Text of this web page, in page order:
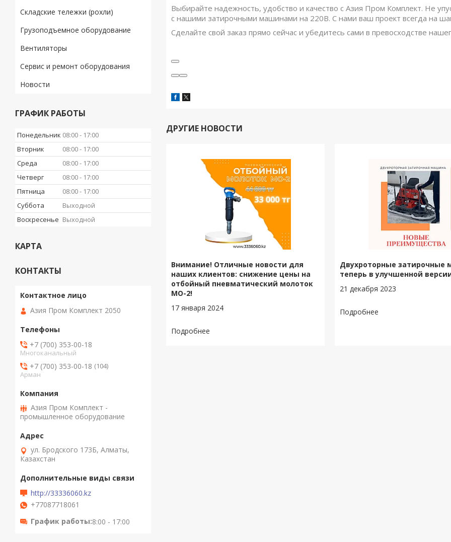
Выбирайте надежность, удобство и качество с Азия Пром Комплект. Не
с нашими затирочными машинами на 220В. С нами ваш проект всегда на
Сделайте свой заказ прямо сейчас и убедитесь сами в превосходстве
ДРУГИЕ НОВОСТИ
Внимание! Отличные новости для
наших клиентов: снижение цены на
отбойный пневматический молоток
МО-2!
17 января 2024
Двухроторные затирочные
теперь в улучшенной
21 декабря 2023
Складские тележки (рохли)
Грузоподъемное оборудование
Вентиляторы
Сервис и ремонт оборудования
Новости
ГРАФИК РАБОТЫ
Понедельник 08:00
17:00
Вторник
08:00
17:00
Среда
08:00
17:00
Четверг
08:00
17:00
Пятница
08:00
17:00
Суббота
Выходной
Воскресенье Выходной
КАРТА
КОНТАКТЫ
Азия Пром Комплект 2050
+7 (700) 353-00-18
Многоканальный
+7 (700) 353-00-18
104
Арман
Азия Пром Комплект -
промышленное оборудование
ул. Бродского 173Б, Алматы,
Казахстан
http://33336060.kz
+77087718061
График работы 8:00 - 17:00